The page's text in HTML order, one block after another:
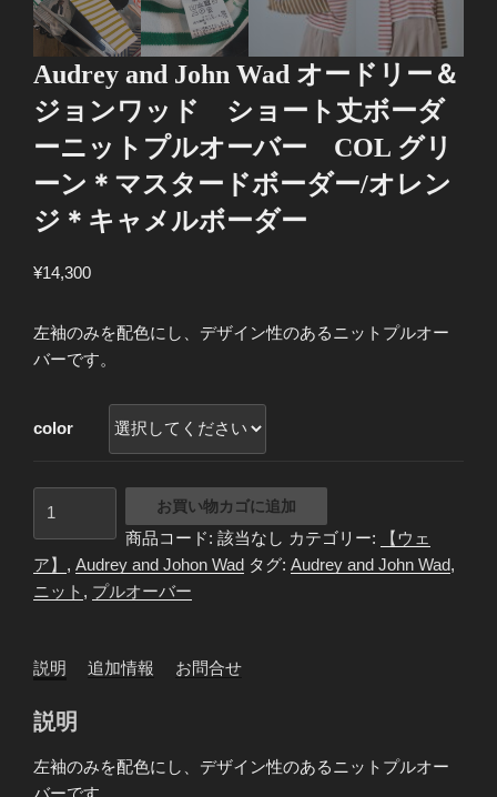
Audrey and John Wad オードリー＆
ジョンワッド ショート丈ボーダ
ーニットプルオーバー COL グリ
ーン＊マスタードボーダー/オレン
ジ＊キャメルボーダー
¥14,300
左袖のみを配色にし、デザイン性のあるニットプルオー
バーです。
color
John
Wad
オ
ド
ー
＆
ジ
ョ
お買い物カゴに追加
商品コード: 該当なし カテゴリー:
【ウェ
ア】 , Audrey and Johon Wad タグ: Audrey and John Wad,
ニット , プルオーバー
説明 追加情報 お問合せ
説明
左袖のみを配色にし、デザイン性のあるニットプルオー